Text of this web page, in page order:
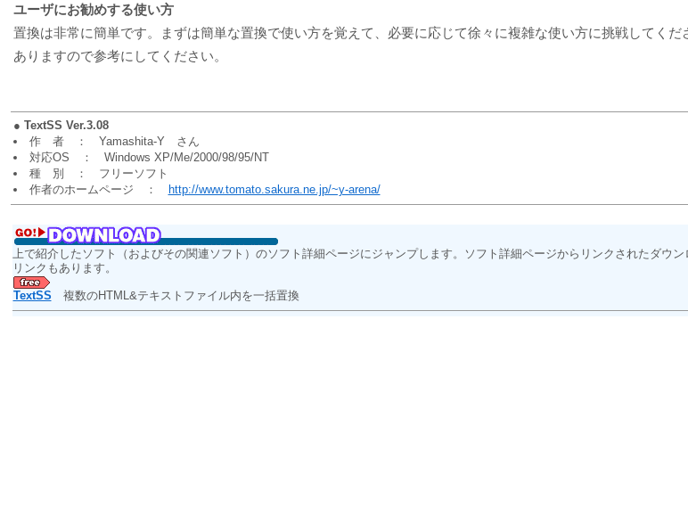
ユーザにお勧めする使い方
置換は非常に簡単です。まずは簡単な置換で使い方を覚えて、必要に応じて徐々に複雑な使い方に挑戦してくだ
ありますので参考にしてください。
● TextSS Ver.3.08
作 者 ： Yamashita-Y さん
対応OS ： Windows XP/Me/2000/98/95/NT
種 別 ： フリーソフト
作者のホームページ ：
http://www.tomato.sakura.ne.jp/~y-arena/
上で紹介したソフト（およびその関連ソフト）のソフト詳細ページにジャンプします。ソフト詳細ページからリンクされたダウ
リンクもあります。
TextSS 複数のHTML&テキストファイル内を一括置換